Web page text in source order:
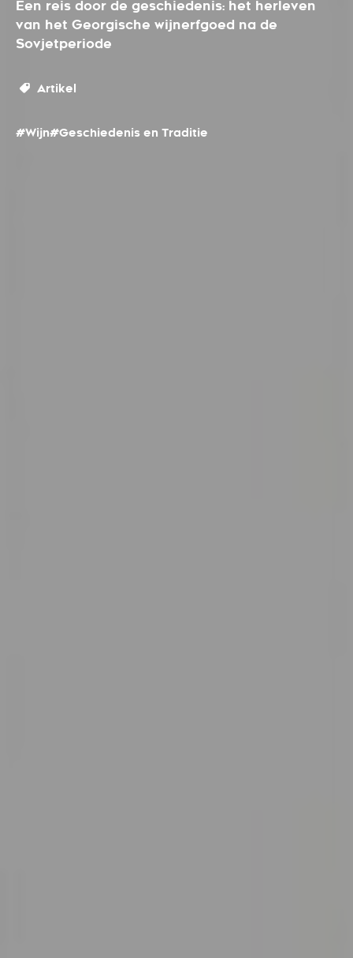
Een reis door de geschiedenis: het herleven
van het Georgische wijnerfgoed na de
Sovjetperiode
Artikel
#Wijn#Geschiedenis en Traditie